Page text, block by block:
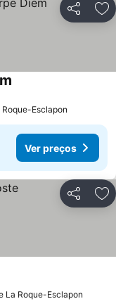
Partilhar
Esclapon
Ver preços
Partilhar
La Roque-Esclapon